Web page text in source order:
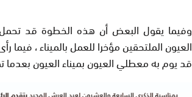
وفيما يقول البعض أن هذه الخطوة قد
العيون الملتحقين مؤخرا للعمل بالميناء ،
قد يوم به معطلي العيون بميناء العيون